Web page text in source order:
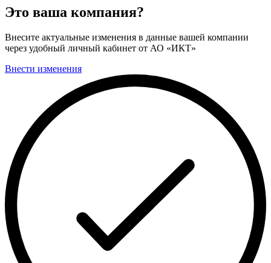
Это ваша компания?
Внесите актуальные изменения в данные вашей компании
через удобный личный кабинет от АО «ИКТ»
Внести изменения